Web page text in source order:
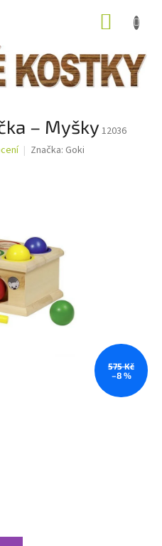
– Myšky 12036
Značka: Goki
575 Kč
–8 %